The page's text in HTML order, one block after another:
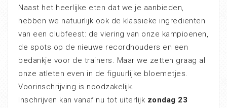
Naast het heerlijke eten dat we je aanbieden,
hebben we natuurlijk ook de klassieke ingrediënten
van een clubfeest: de viering van onze kampioenen,
de spots op de nieuwe recordhouders en een
bedankje voor de trainers. Maar we zetten graag al
onze atleten even in de figuurlijke bloemetjes.
Voorinschrijving is noodzakelijk.
Inschrijven kan vanaf nu tot uiterlijk zondag 23